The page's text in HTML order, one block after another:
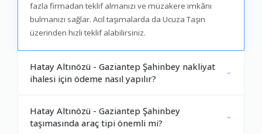
fazla firmadan teklif almanızı ve müzakere imkânı
bulmanızı sağlar. Acil taşımalarda da Ucuza Taşın
üzerinden hızlı teklif alabilirsiniz.
Hatay Altınözü - Gaziantep Şahinbey nakliyat
ihalesi için ödeme nasıl yapılır?
Hatay Altınözü - Gaziantep Şahinbey
taşımasında araç tipi önemli mi?